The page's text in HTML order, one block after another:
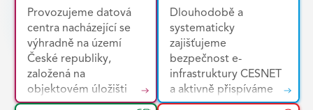
výzkumným
prostorem. Základem
je vysoce kvalitní,
vysokorychlostní a
nízkolatenční páteřní
komunikační síť s
rozsáhlým mezinárodní
prostředí pro snadný
přístup k široké škále
zdrojů – od výkonných
HPC clusterů a
cloudových platforem
až po specializované
nástroje pro analýzu
Provozujeme datová
centra nacházející se
výhradně na území
České republiky,
založená na
objektovém úložišti
Ceph. Díky
Dlouhodobě a
systematicky
zajišťujeme
bezpečnost e-
infrastruktury CESNET
a aktivně přispíváme
ke zvyšování